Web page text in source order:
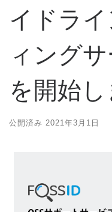
イドラ
ィング
を開始し
公開済み 2021年3月1日